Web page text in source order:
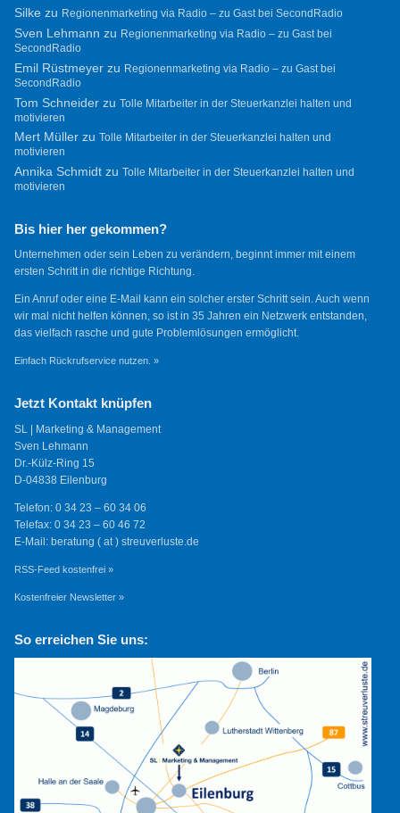
Silkezu Regionenmarketing via Radio – zu Gast bei SecondRadio
Sven Lehmann zu Regionenmarketing via Radio – zu Gast bei
SecondRadio
Emil Rüstmeyerzu Regionenmarketing via Radio – zu Gast bei
SecondRadio
Tom Schneiderzu Tolle Mitarbeiter in der Steuerkanzlei halten und
motivieren
Mert Müllerzu Tolle Mitarbeiter in der Steuerkanzlei halten und
motivieren
Annika Schmidtzu Tolle Mitarbeiter in der Steuerkanzlei halten und
motivieren
Bis hier her gekommen?
Unternehmen oder sein Leben zu verändern, beginnt immer mit einem
ersten Schritt in die richtige Richtung.
Ein Anruf oder eine E-Mail kann ein solcher erster Schritt sein. Auch wenn
wir mal nicht helfen können, so ist in 35 Jahren ein Netzwerk entstanden,
das vielfach rasche und gute Problemlösungen ermöglicht.
Einfach Rückrufservice nutzen. »
Jetzt Kontakt knüpfen
SL | Marketing & Management
Sven Lehmann
Dr.-Külz-Ring 15
D-04838 Eilenburg
Telefon: 0 34 23 – 60 34 06
Telefax: 0 34 23 – 60 46 72
E-Mail: beratung ( at ) streuverluste.de
RSS-Feed kostenfrei »
Kostenfreier Newsletter »
So erreichen Sie uns: